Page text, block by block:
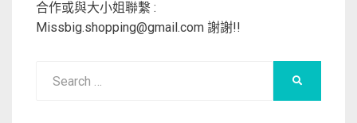
合作或與大小姐聯繫 :
Missbig.shopping@gmail.com 謝謝!!